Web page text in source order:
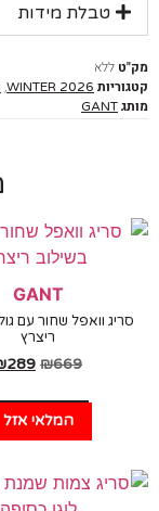
טבלת מידות
ללא
WINTER 2026
,סריגים
GANT
המלאי אזל
GANT
וואפל שחור עם גולף
₪
₪289
SHOP NOW